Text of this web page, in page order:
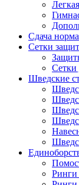
Сдача
Сетки
Сетки
Шведские
Ринги